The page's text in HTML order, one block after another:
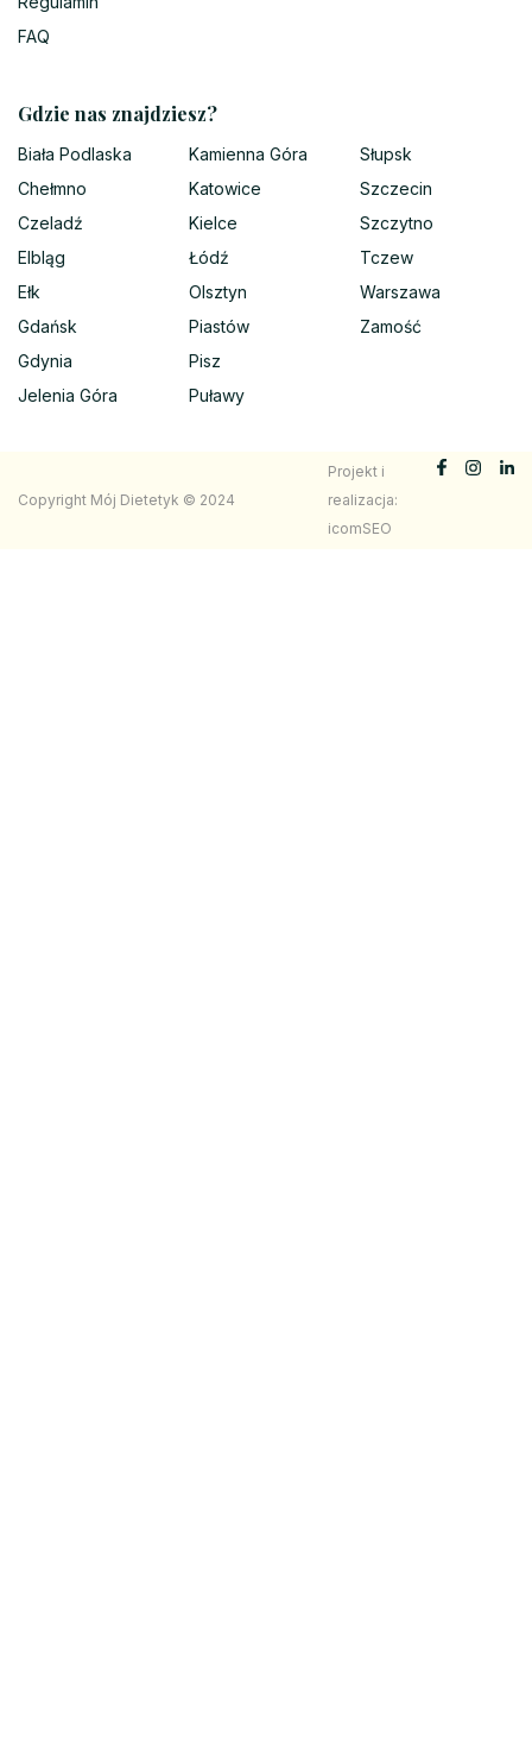
FAQ
Gdzie nas znajdziesz?
Biała Podlaska
Chełmno
Czeladź
Elbląg
Ełk
Gdańsk
Gdynia
Jelenia Góra
Kamienna Góra
Katowice
Kielce
Łódź
Olsztyn
Piastów
Pisz
Puławy
Słupsk
Szczecin
Szczytno
Tczew
Warszawa
Zamość
Copyright Mój Dietetyk © 2024
Projekt i
realizacja:
icomSEO